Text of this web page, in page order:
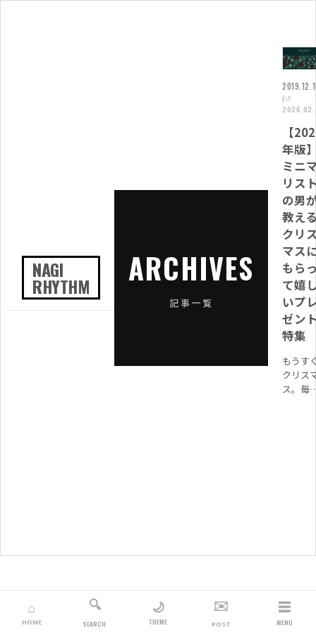
NAGI
RHYTHM ARCHIVES
記事一覧
(↺
【
年版
ミニ
リス
の男
教え
クリ
マス
もら
て嬉
いプ
ゼン
特集
もうす
クリス
ス。毎
⌂
HOME
🔍
SEARCH
🌙
THEME
✉️
POST
☰
MENU